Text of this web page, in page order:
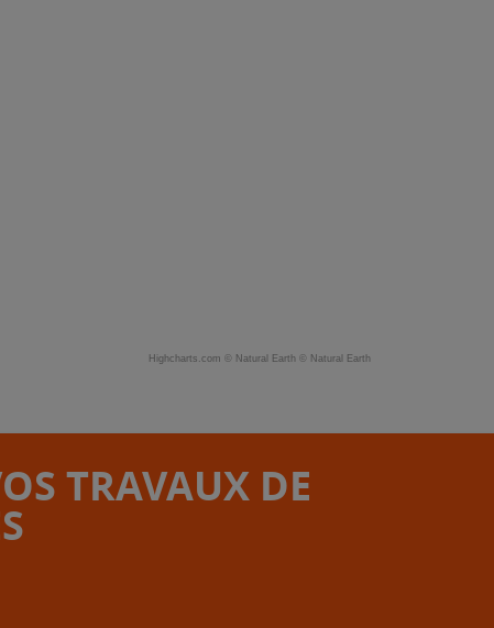
Highcharts.com © Natural Earth © Natural Earth
TRAVAUX DE